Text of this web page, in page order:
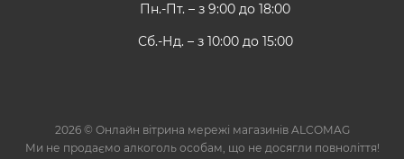
Пн.-Пт. – з 9:00 до 18:00
Сб.-Нд. – з 10:00 до 15:00
2026 © Онлайн вітрина мережі магазинів ALCOMAG
Ми не продаємо алкоголь особам, що не досягли повноліття!